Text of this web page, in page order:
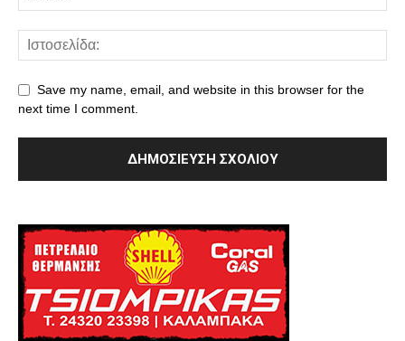
Save my name, email, and website in this browser for the
next time I comment.